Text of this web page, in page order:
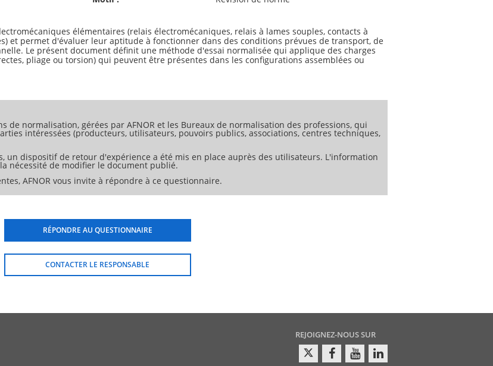
élémentaires (relais électromécaniques, relais à lames souples, contacts à
et permet d'évaluer leur aptitude à fonctionner dans des conditions prévues de transport, de
Le présent document définit une méthode d'essai normalisée qui applique des charges
pliage ou torsion) qui peuvent être présentes dans les configurations assemblées ou
de couple des écrous et des bornes à goujons filetés susceptibles d'être rencontrées
de normalisation, gérées par AFNOR et les Bureaux de normalisation des professions, qui
intéressées (producteurs, utilisateurs, pouvoirs publics, associations, centres techniques,
un dispositif de retour d'expérience a été mis en place auprès des utilisateurs. L'information
nécessité de modifier le document publié.
AFNOR vous invite à répondre à ce questionnaire.
RÉPONDRE AU QUESTIONNAIRE
CONTACTER LE RESPONSABLE
REJOIGNEZ-NOUS SUR